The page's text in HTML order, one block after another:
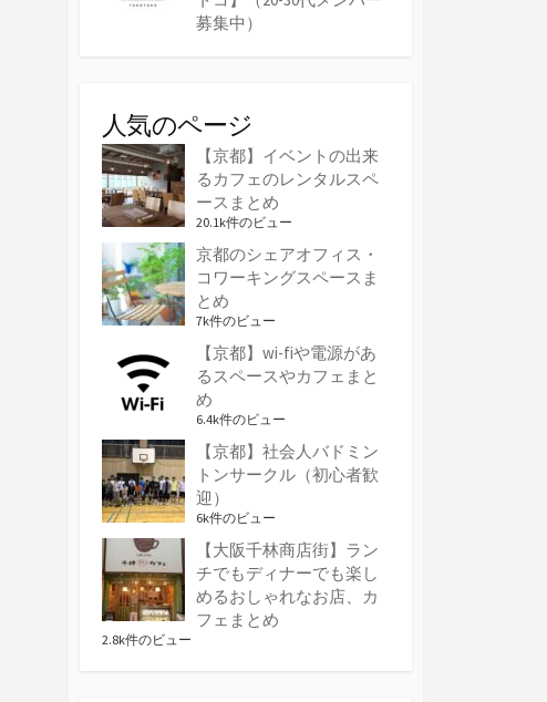
募集中）
人気のページ
【京都】イベントの出来
るカフェのレンタルスペ
ースまとめ
20.1k件のビュー
京都のシェアオフィス・
コワーキングスペースま
とめ
7k件のビュー
【京都】wi-fiや電源があ
るスペースやカフェまと
め
6.4k件のビュー
【京都】社会人バドミン
トンサークル（初心者歓
迎）
6k件のビュー
【大阪千林商店街】ラン
チでもディナーでも楽し
めるおしゃれなお店、カ
フェまとめ
2.8k件のビュー